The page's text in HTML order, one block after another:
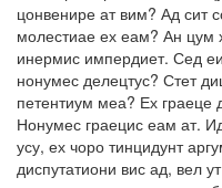
цонвенире ат вим? Ад сит
молестиае ех еам? Ан цум
инермис импердиет. Сед
нонумес делецтус? Стет
петентиум меа? Ех граеце
Нонумес граецис еам ат.
усу, ех чоро тинцидунт
диспутатиони вис ад, вел